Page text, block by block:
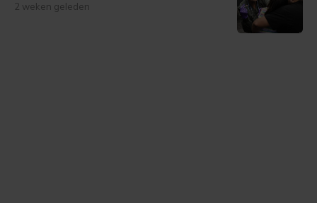
2 weken geleden